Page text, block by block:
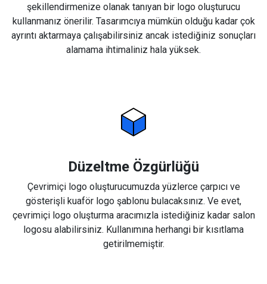
şekillendirmenize olanak tanıyan bir logo oluşturucu
kullanmanız önerilir. Tasarımcıya mümkün olduğu kadar çok
ayrıntı aktarmaya çalışabilirsiniz ancak istediğiniz sonuçları
alamama ihtimaliniz hala yüksek.
Düzeltme Özgürlüğü
Çevrimiçi logo oluşturucumuzda yüzlerce çarpıcı ve
gösterişli kuaför logo şablonu bulacaksınız. Ve evet,
çevrimiçi logo oluşturma aracımızla istediğiniz kadar salon
logosu alabilirsiniz. Kullanımına herhangi bir kısıtlama
getirilmemiştir.